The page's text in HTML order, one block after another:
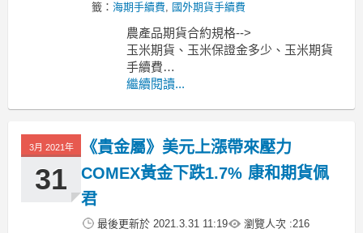
籤： 海期手續費, 國外期貨手續費
農產品期貨合約規格-->
玉米期貨、玉米保證金多少、玉米期貨
手續費
小麥期貨、小麥保證金多少、小麥期貨
----------------------------------------------
MoneyDJ新聞
繼續閱讀...
3月 2021年
31
《貴金屬》美元上漲帶來壓力
COMEX黃金下跌1.7% 康和期貨佩
君
最後更新於 2021.3.31 11:19 瀏覽人次 :216